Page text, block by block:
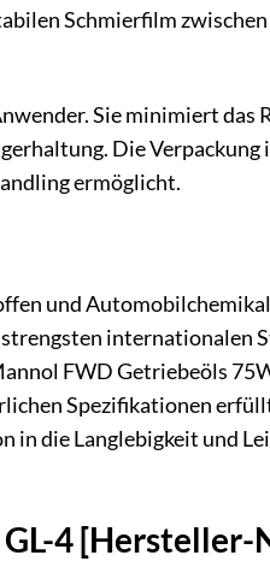
Schmierfilm zwischen
Sie minimiert das
Die Verpackung
ermöglicht.
und
internationalen
FWD Getriebeöls
Spezifikationen
in die Langlebigkeit und
4 [Hersteller-